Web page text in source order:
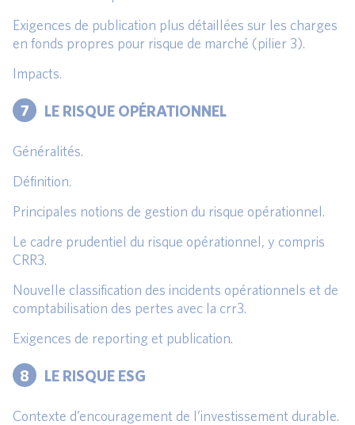
Exigences de publication plus détaillées sur les charges
en fonds propres pour risque de marché (pilier 3).
Impacts.
7 LE RISQUE OPÉRATIONNEL
Généralités.
Définition.
Principales notions de gestion du risque opérationnel.
Le cadre prudentiel du risque opérationnel, y compris
CRR3.
Nouvelle classification des incidents opérationnels et de
comptabilisation des pertes avec la crr3.
Exigences de reporting et publication.
8 LE RISQUE ESG
Contexte d’encouragement de l’investissement durable.